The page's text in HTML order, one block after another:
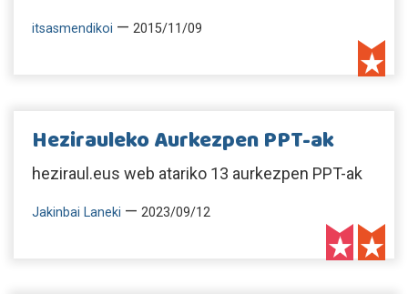
itsasmendikoi — 2015/11/09
Hezirauleko Aurkezpen PPT-ak
heziraul.eus web atariko 13 aurkezpen PPT-ak
Jakinbai Laneki — 2023/09/12